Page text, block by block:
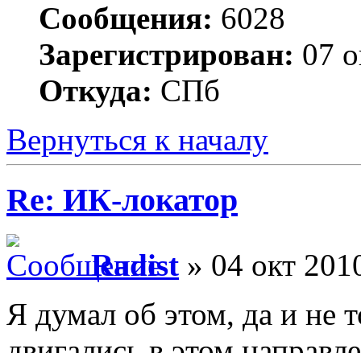
Сообщения: 6028
Зарегистрирован: 07
Откуда: СПб
Вернуться к началу
Re: ИК-локатор
Radist » 04 окт
Я думал об этом, да и не